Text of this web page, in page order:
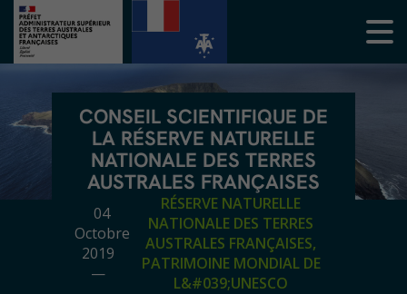
CONSEIL SCIENTIFIQUE DE
LA RÉSERVE NATURELLE
NATIONALE DES TERRES
AUSTRALES FRANÇAISES
04
Octobre
2019
—
RÉSERVE NATURELLE
NATIONALE DES TERRES
AUSTRALES FRANÇAISES,
PATRIMOINE MONDIAL DE
L&#039;UNESCO